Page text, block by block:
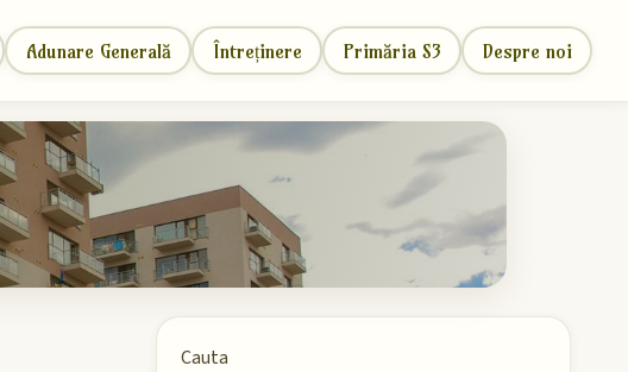
Adunare Generală Întreținere Primăria S3 Despre noi
Cauta